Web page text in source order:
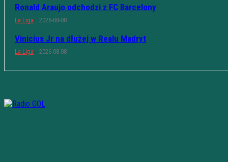
Ronald Araujo odchodzi z FC Barcelony
La Liga 2026-08-08
Vinicius Jr na dłużej w Realu Madryt
La Liga 2026-08-08